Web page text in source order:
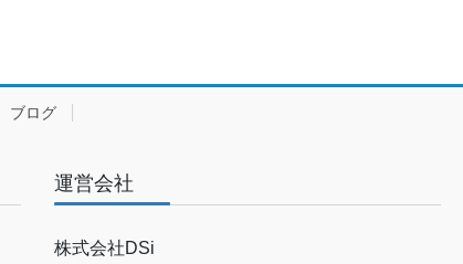
ブログ
運営会社
株式会社DSi